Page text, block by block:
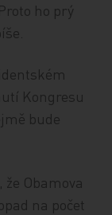
ho prý
Kongresu
bude
Obamova
na počet